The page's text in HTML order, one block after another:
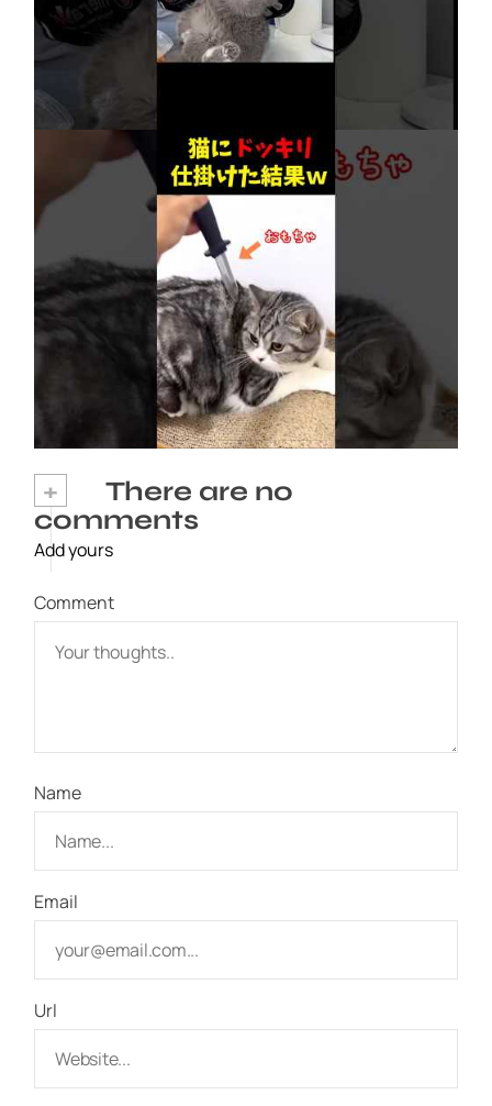
【賢すぎる猫】獣医も驚愕！病院で神業を連発
2026年8月6日
ネコにドッキリ仕掛けた結果５選 #猫のいる暮
らし #cat #面白集 #ねこ #笑ったら負け
2026年8月6日
+
There are no
comments
Add yours
Comment
Name
Email
Url